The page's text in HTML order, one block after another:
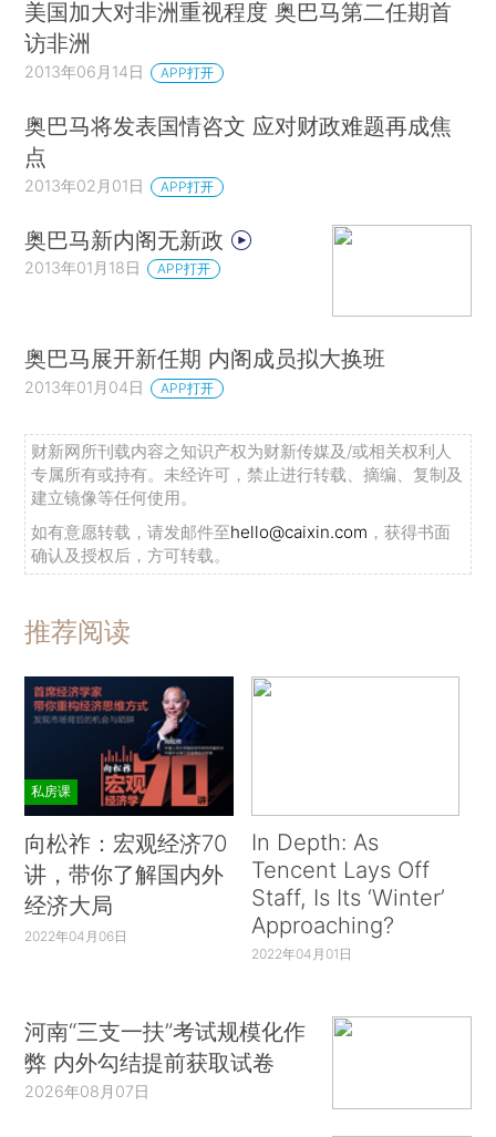
美国加大对非洲重视程度 奥巴马第二任期首
访非洲
2013年06月14日 APP打开
奥巴马将发表国情咨文 应对财政难题再成焦
点
2013年02月01日 APP打开
奥巴马新内阁无新政
2013年01月18日 APP打开
奥巴马展开新任期 内阁成员拟大换班
2013年01月04日 APP打开
财新网所刊载内容之知识产权为财新传媒及/或相关权利人
专属所有或持有。未经许可，禁止进行转载、摘编、复制及
建立镜像等任何使用。
如有意愿转载，请发邮件至hello@caixin.com ，获得书面
确认及授权后，方可转载。
推荐阅读
私房课
向松祚：宏观经济70
讲，带你了解国内外
经济大局
2022年04月06日
In Depth: As
Tencent Lays Off
Staff, Is Its ‘Winter’
Approaching?
2022年04月01日
河南“三支一扶”考试规模化作
弊 内外勾结提前获取试卷
2026年08月07日